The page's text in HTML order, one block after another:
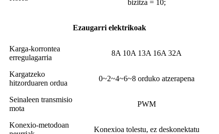
bizitza = 10;
Ezaugarri elektrikoak
Karga-korrontea
erregulagarria
8A 10A 13A 16A 32A
Kargatzeko
hitzorduaren ordua
0~2~4~6~8 orduko atzerapena
Seinaleen transmisio
mota
PWM
Konexio-metodoan
Konexioa tolestu, ez deskonektatu